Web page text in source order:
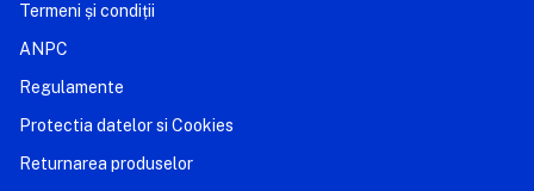
Termeni și condiții
ANPC
Regulamente
Protectia datelor si Cookies
Returnarea produselor